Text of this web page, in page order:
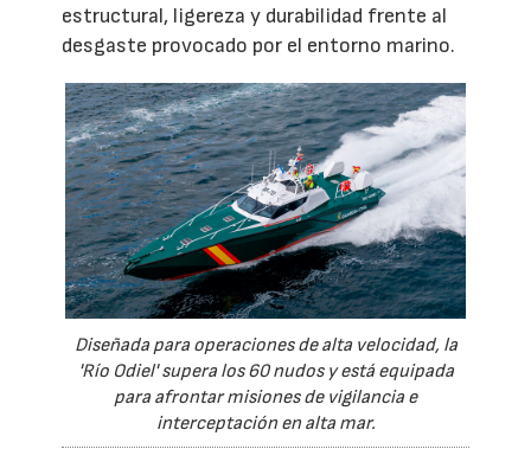
estructural, ligereza y durabilidad frente al
desgaste provocado por el entorno marino.
Diseñada para operaciones de alta velocidad, la
'Río Odiel' supera los 60 nudos y está equipada
para afrontar misiones de vigilancia e
interceptación en alta mar.